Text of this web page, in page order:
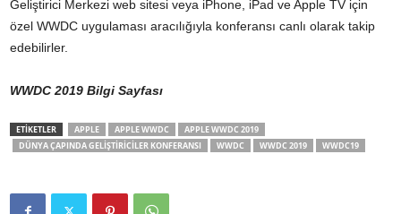
Geliştirici Merkezi web sitesi veya iPhone, iPad ve Apple TV için
özel WWDC uygulaması aracılığıyla konferansı canlı olarak takip
edebilirler.
WWDC 2019 Bilgi Sayfası
ETİKETLER APPLE APPLE WWDC
APPLE WWDC 2019
DÜNYA ÇAPINDA GELIŞTIRICILER KONFERANSI
WWDC WWDC 2019 WWDC19